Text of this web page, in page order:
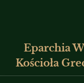
Eparchia
Kościoła